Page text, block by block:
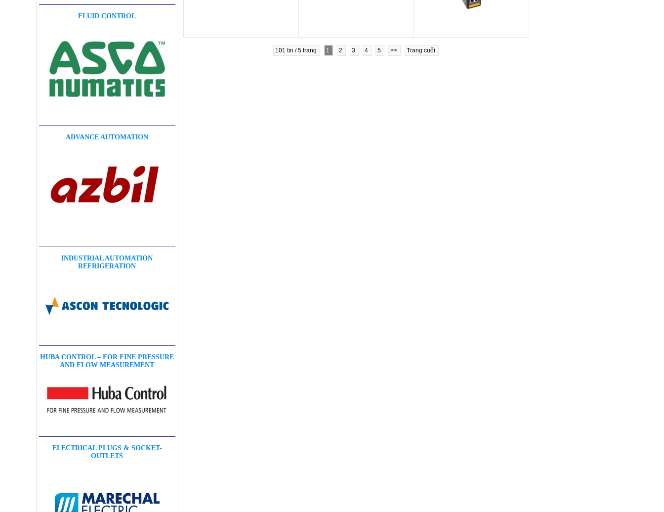
FLUID CONTROL
ADVANCE AUTOMATION
INDUSTRIAL AUTOMATION
REFRIGERATION
HUBA CONTROL – FOR FINE PRESSURE
AND FLOW MEASUREMENT
ELECTRICAL PLUGS & SOCKET-
OUTLETS
101 tin / 5 trang 1 2 3 4 5 >> Trang cuối